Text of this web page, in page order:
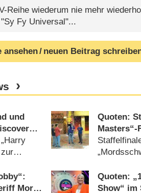
Reihe wiederum nie mehr
Fy Universal"...
ansehen/ neuen Beitrag
und
Quoten:
Masters“-
„The
(
Mort
Quoten:
Show“ im